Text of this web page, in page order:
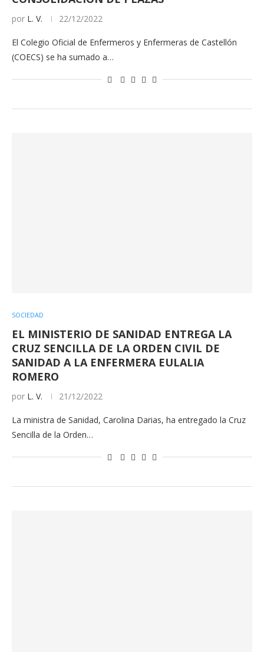
por L. V. 22/12/2022
El Colegio Oficial de Enfermeros y Enfermeras de Castellón
(COECS) se ha sumado a…
SOCIEDAD
EL MINISTERIO DE SANIDAD ENTREGA LA
CRUZ SENCILLA DE LA ORDEN CIVIL DE
SANIDAD A LA ENFERMERA EULALIA
ROMERO
por L. V. 21/12/2022
La ministra de Sanidad, Carolina Darias, ha entregado la Cruz
Sencilla de la Orden…